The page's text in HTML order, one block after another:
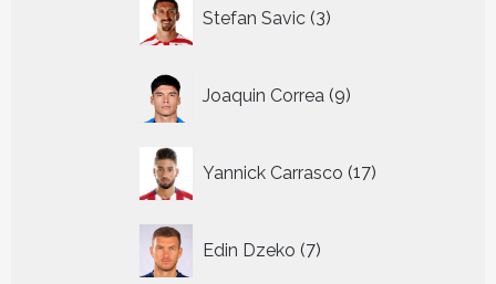
Stefan Savic 3
producten
Joaquin Correa 9
producten
Yannick Carrasco 17
producten
Edin Dzeko 7
producten